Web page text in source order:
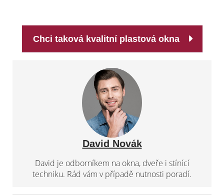
Chci taková kvalitní plastová okna
David Novák
David je odborníkem na okna, dveře i stínící
techniku. Rád vám v případě nutnosti poradí.